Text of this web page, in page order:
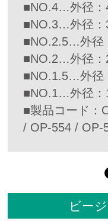
■NO.4…外径：
■NO.3…外径：
■NO.2.5…外径
■NO.2…外径：
■NO.1.5…外径
■NO.1…外径：
■製品コード：
/ OP-554 / OP-
ビー